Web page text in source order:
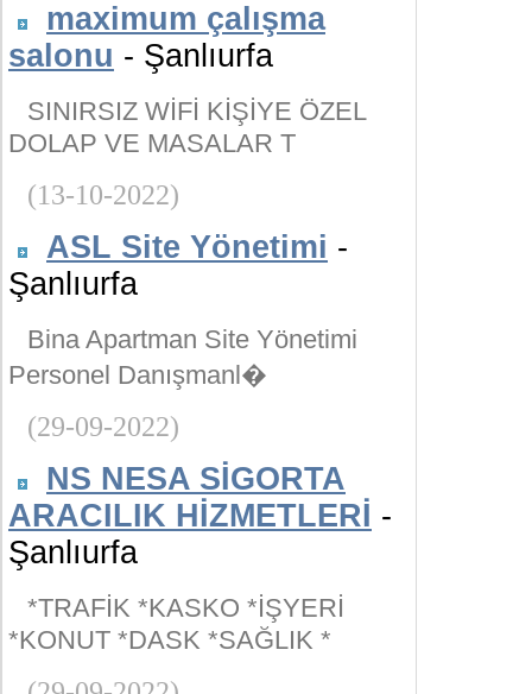
maximum çalışma
salonu - Şanlıurfa
SINIRSIZ WİFİ KİŞİYE ÖZEL
DOLAP VE MASALAR T
(13-10-2022)
ASL Site Yönetimi -
Şanlıurfa
Bina Apartman Site Yönetimi
Personel Danışmanl�
(29-09-2022)
NS NESA SİGORTA
ARACILIK HİZMETLERİ -
Şanlıurfa
*TRAFİK *KASKO *İŞYERİ
*KONUT *DASK *SAĞLIK *